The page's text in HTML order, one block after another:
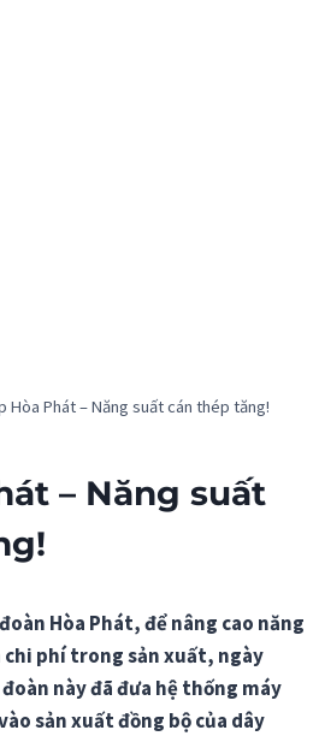
Hòa Phát – Năng suất cán thép tăng!
– Năng suất
Hòa Phát, để nâng cao năng
phí trong sản xuất, ngày
này đã đưa hệ thống máy
sản xuất đồng bộ của dây